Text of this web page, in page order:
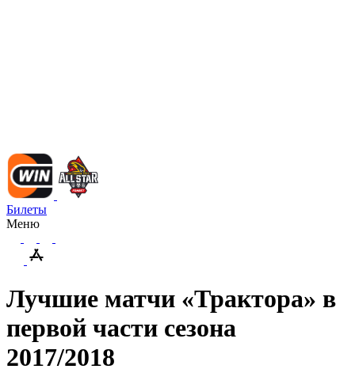
Билеты
Меню
Лучшие матчи «Трактора» в
первой части сезона
2017/2018